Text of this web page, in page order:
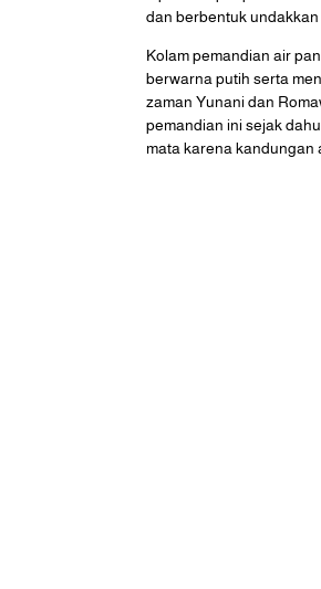
dan berbentuk undakkan
Kolam pemandian air
berwarna putih serta
zaman Yunani dan
pemandian ini sejak
mata karena kandungan